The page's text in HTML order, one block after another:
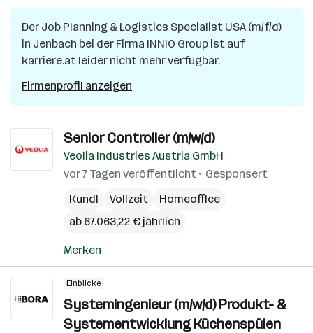
Der Job Planning & Logistics Specialist USA (m/f/d)
in Jenbach bei der Firma INNIO Group ist auf
karriere.at leider nicht mehr verfügbar.
Firmenprofil anzeigen
Senior Controller (m/w/d)
Veolia Industries Austria GmbH
vor 7 Tagen veröffentlicht
Gesponsert
Kundl
Vollzeit
Homeoffice
ab 67.063,22 € jährlich
Merken
Einblicke
Systemingenieur (m/w/d) Produkt- &
Systementwicklung Küchenspülen